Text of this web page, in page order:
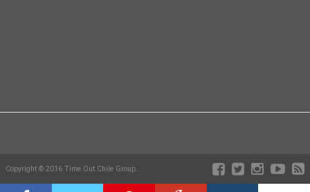
Copyright © 2016 Time Out Chile Group.